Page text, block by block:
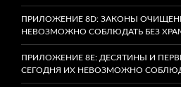
ПРИЛОЖЕНИЕ 8D: ЗАКОНЫ
НЕВОЗМОЖНО СОБЛЮДАТЬ БЕЗ
ПРИЛОЖЕНИЕ 8E: ДЕСЯТИНЫ И
СЕГОДНЯ ИХ НЕВОЗМОЖНО